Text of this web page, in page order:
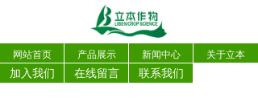
网站首页 产品展示 新闻中心 关于立本
加入我们 在线留言 联系我们